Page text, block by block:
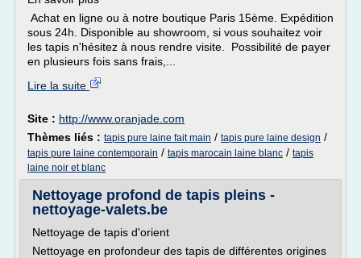
Achat en ligne ou à notre boutique Paris 15ème. Expédition
sous 24h. Disponible au showroom, si vous souhaitez voir
les tapis n'hésitez à nous rendre visite. Possibilité de payer
en plusieurs fois sans frais,...
Lire la suite
Site : http://www.oranjade.com
Thèmes liés : tapis pure laine fait main / tapis pure laine design /
tapis pure laine contemporain / tapis marocain laine blanc / tapis
laine noir et blanc
Nettoyage profond de tapis pleins -
nettoyage-valets.be
Nettoyage de tapis d'orient
Nettoyage en profondeur des tapis de différentes origines